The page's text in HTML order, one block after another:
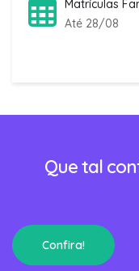
Matrículas
Até 28/08
Que tal
Confira!